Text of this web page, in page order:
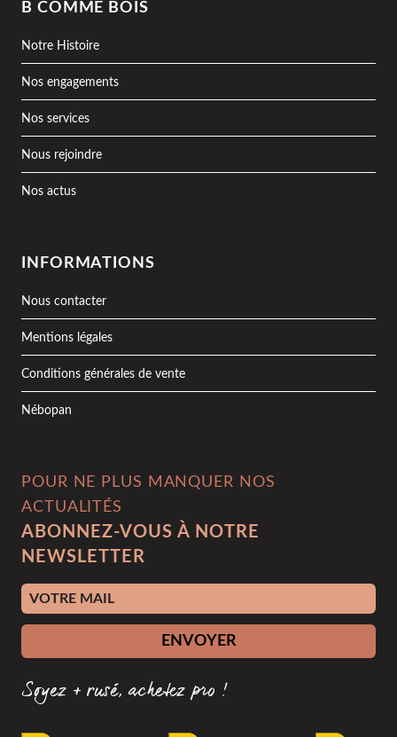
B COMME BOIS
Notre Histoire
Nos engagements
Nos services
Nous rejoindre
Nos actus
INFORMATIONS
Nous contacter
Mentions légales
Conditions générales de vente
Nébopan
POUR NE PLUS MANQUER NOS
ACTUALITÉS
ABONNEZ-VOUS À NOTRE
NEWSLETTER
Adresse e-mail
ENVOYER
Soyez + rusé, achetez pro !